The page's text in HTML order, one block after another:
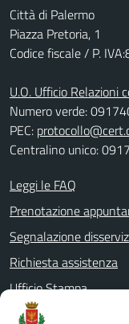
Città di Palermo
Piazza Pretoria, 1
Codice fiscale / P.
U.O. Ufficio Relazioni
Numero verde:
PEC:
Centralino unico:
Leggi le FAQ
Prenotazione
Segnalazione
Richiesta assistenza
Ufficio Stampa
Amministrazione